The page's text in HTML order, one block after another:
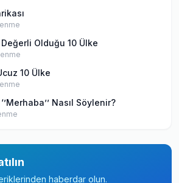
Değerli Olduğu 10 Ülke
10 Ülke
Nasıl Söylenir?
haberdar olun.